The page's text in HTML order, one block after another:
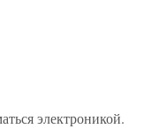
электроникой.